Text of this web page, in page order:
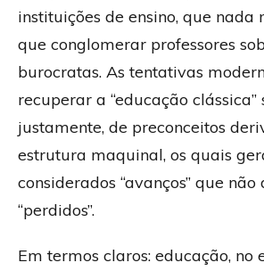
instituições de ensino, que nada
que conglomerar professores
burocratas. As tentativas
recuperar a “educação clássica”
justamente, de preconceitos
estrutura maquinal, os quais
considerados “avanços” que
“perdidos”.
Em termos claros: educação, no